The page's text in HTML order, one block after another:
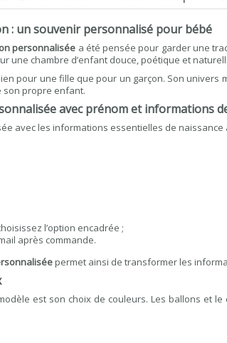
: un souvenir personnalisé pour bébé
personnalisée a été pensée pour garder une
une chambre d’enfant douce, poétique et
pour une fille que pour un garçon. Son
son propre enfant.
avec prénom et informations
avec les informations essentielles de
l’option encadrée ;
après commande.
permet ainsi de transformer les
est son choix de couleurs. Les ballons et